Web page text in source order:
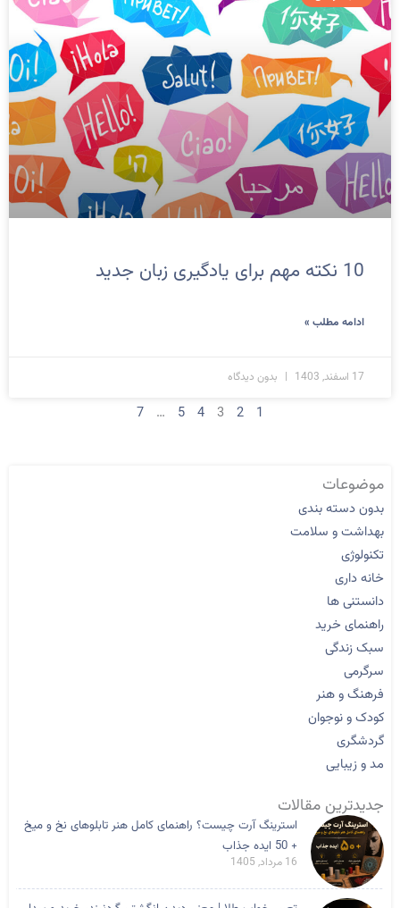
10 نکته مهم برای یادگیری زبان جدید
ادامه مطلب »
17 اسفند, 1403 بدون دیدگاه
1
2
3
4
5
…
7
موضوعات
بدون دسته بندی
بهداشت و سلامت
تکنولوژی
خانه داری
دانستنی ها
راهنمای خرید
سبک زندگی
سرگرمی
فرهنگ و هنر
کودک و نوجوان
گردشگری
مد و زیبایی
جدیدترین مقالات
استرینگ آرت چیست؟ راهنمای کامل هنر تابلوهای نخ و میخ
+ 50 ایده جذاب
16 مرداد, 1405